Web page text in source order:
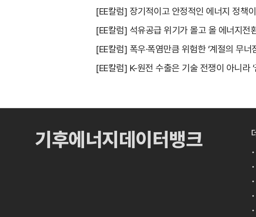
[EE칼럼] 장기적이고 안정적인 에너지 정책
[EE칼럼] 석유공급 위기가 몰고 올 에너지전
[EE칼럼] 폭우·폭염만큼 위험한 ‘계절의 무
[EE칼럼] K-원전 수출은 기술 전쟁이 아니라 ‘
기후에너지데이터뱅크